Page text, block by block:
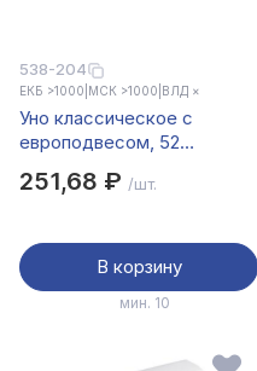
538-204
ЕКБ >1000 МСК >1000 ВЛД ×
Уно классическое с
европодвесом, 52
251,68 ₽ /шт.
В корзину
мин. 10